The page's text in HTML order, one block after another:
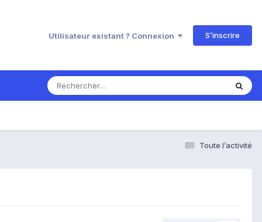
Utilisateur existant ? Connexion S’inscrire
Toute l’activité